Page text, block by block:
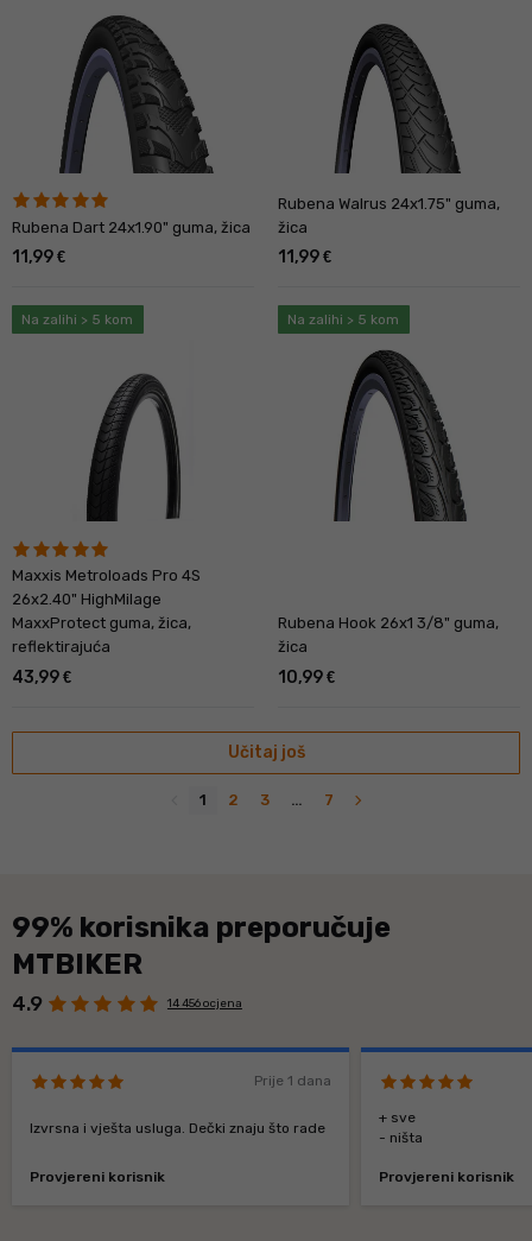
Rubena Dart 24x1.90" guma, žica
11,99 €
Rubena Walrus 24x1.75" guma,
žica
11,99 €
Na zalihi > 5 kom
Maxxis Metroloads Pro 4S
26x2.40" HighMilage
MaxxProtect guma, žica,
reflektirajuća
43,99 €
Na zalihi > 5 kom
Rubena Hook 26x1 3/8" guma,
žica
10,99 €
Učitaj još
1 2 3 7 navigate_next
99% korisnika preporučuje
MTBIKER
4.9 14 456 ocjena
Prije 1 dana
Izvrsna i vješta usluga. Dečki znaju što rade
Provjereni korisnik
+ sve
- ništa
Provjereni korisnik